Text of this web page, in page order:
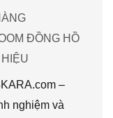
ĐỒNG HỒ
–
nghiệm và